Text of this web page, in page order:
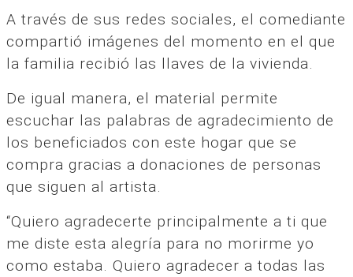
A través de sus redes sociales, el comediante
compartió imágenes del momento en el que
la familia recibió las llaves de la vivienda.
De igual manera, el material permite
escuchar las palabras de agradecimiento de
los beneficiados con este hogar que se
compra gracias a donaciones de personas
que siguen al artista.
“Quiero agradecerte principalmente a ti que
me diste esta alegría para no morirme yo
como estaba. Quiero agradecer a todas las